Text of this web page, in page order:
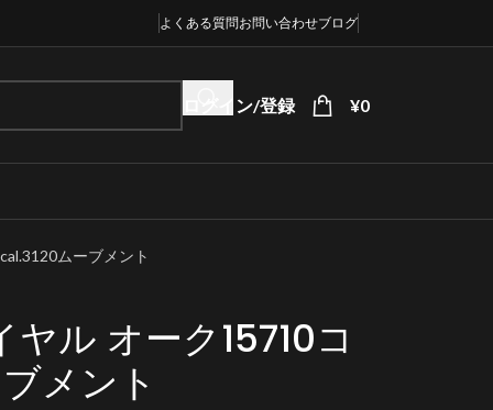
よくある質問お問い合わせブログ
ログイン/登録 ¥0
ムーブメント
ル オーク15710コ
メント